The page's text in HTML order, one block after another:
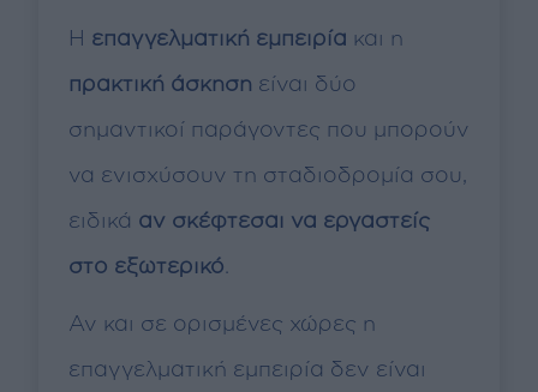
Η επαγγελματική εμπειρία και η
πρακτική άσκηση είναι δύο
σημαντικοί παράγοντες που μπορούν
να ενισχύσουν τη σταδιοδρομία σου,
ειδικά αν σκέφτεσαι να εργαστείς
στο εξωτερικό
Αν και σε ορισμένες χώρες η
επαγγελματική εμπειρία δεν είναι